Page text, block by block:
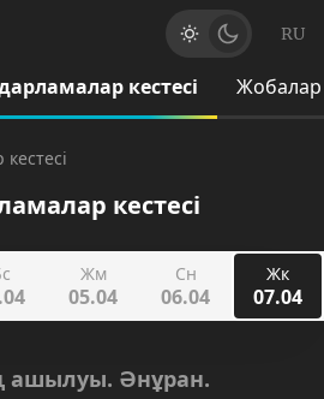
RU
кестесі Жобалар
кестесі
Жм
05.04
Сн
06.04
Жк
07.04
ашылуы. Әнұран.